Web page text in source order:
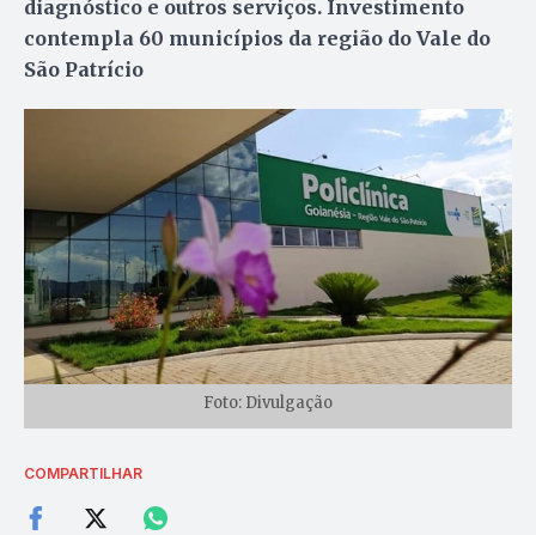
diagnóstico e outros serviços. Investimento
contempla 60 municípios da região do Vale do
São Patrício
Foto: Divulgação
COMPARTILHAR